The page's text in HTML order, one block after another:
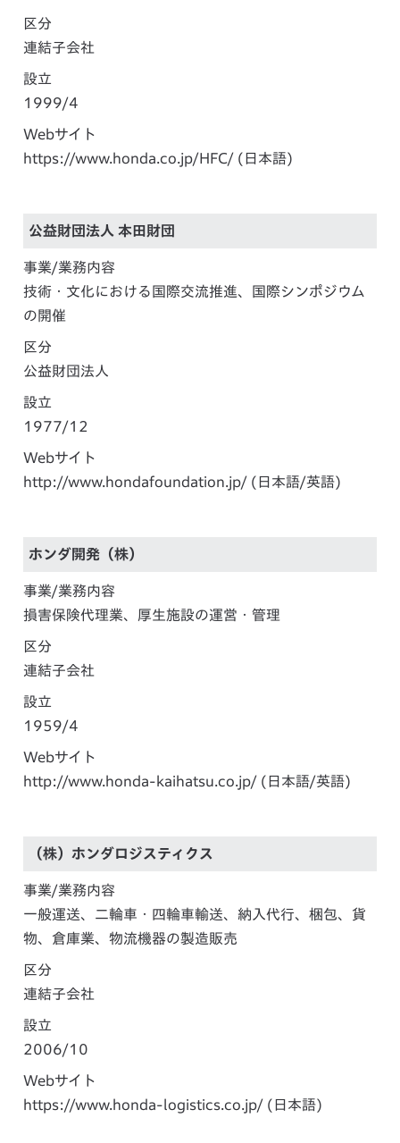
区分
連結子会社
設立
1999/4
Webサイト
https://www.honda.co.jp/HFC/(日本語)
公益財団法人 本田財団
事業/業務内容
技術・文化における国際交流推進、国際シンポジウム
の開催
区分
公益財団法人
設立
1977/12
Webサイト
http://www.hondafoundation.jp/(日本語/英語)
ホンダ開発（株）
事業/業務内容
損害保険代理業、厚生施設の運営・管理
区分
連結子会社
設立
1959/4
Webサイト
http://www.honda-kaihatsu.co.jp/(日本語/英語)
（株）ホンダロジスティクス
事業/業務内容
一般運送、二輪車・四輪車輸送、納入代行、梱包、貨
物、倉庫業、 物流機器の製造販売
区分
連結子会社
設立
2006/10
Webサイト
https://www.honda-logistics.co.jp/(日本語)